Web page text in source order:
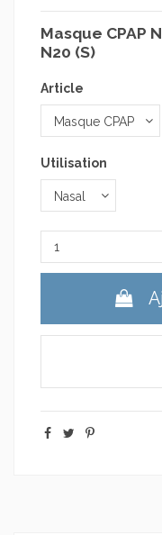
Masque CPAP
N20 (S)
Article
Utilisation